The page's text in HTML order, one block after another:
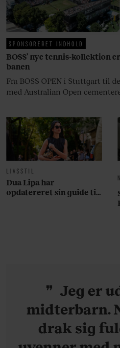
om vores brug af cookies,
behandling af dine
hermed i både vores
livsglæde, han nægter
på.
LIVSSTIL
Dua Lipa har
opdatereret sin guide til
SPONSORERET INDHOLD
BOSS’ nye tennis-kollektion
banen
Fra BOSS OPEN i Stuttgart til
med Australian Open
Jeg er
midterbarn.
drak sig